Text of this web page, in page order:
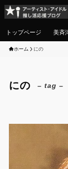
トップページ 美斉
ホーム にの
にの – tag –